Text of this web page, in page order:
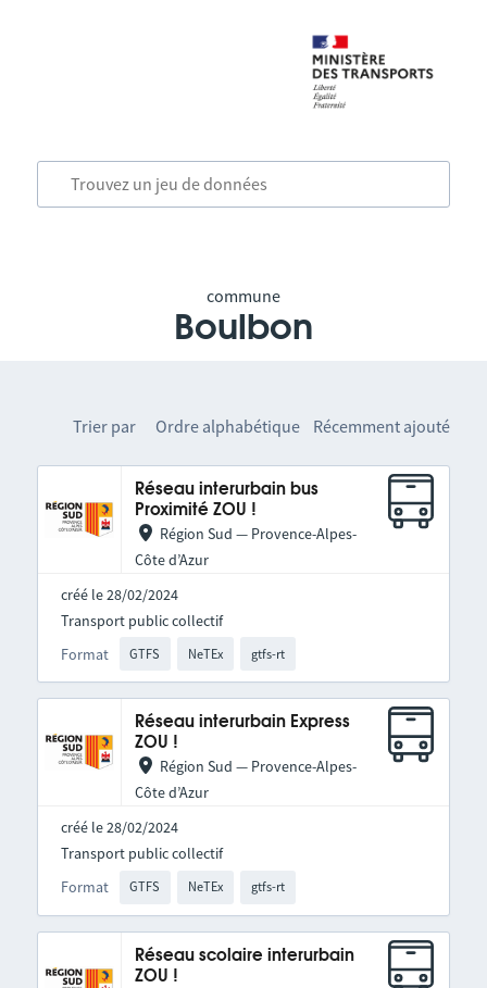
commune
Boulbon
Trier par Ordre alphabétique Récemment ajouté
Réseau interurbain bus
Proximité ZOU !
Région Sud — Provence-Alpes-
Côte d’Azur
créé le 28/02/2024
Format GTFS NeTEx gtfs-rt
Transport public collectif
Réseau interurbain Express
ZOU !
Région Sud — Provence-Alpes-
Côte d’Azur
créé le 28/02/2024
Format GTFS NeTEx gtfs-rt
Transport public collectif
Réseau scolaire interurbain
ZOU !